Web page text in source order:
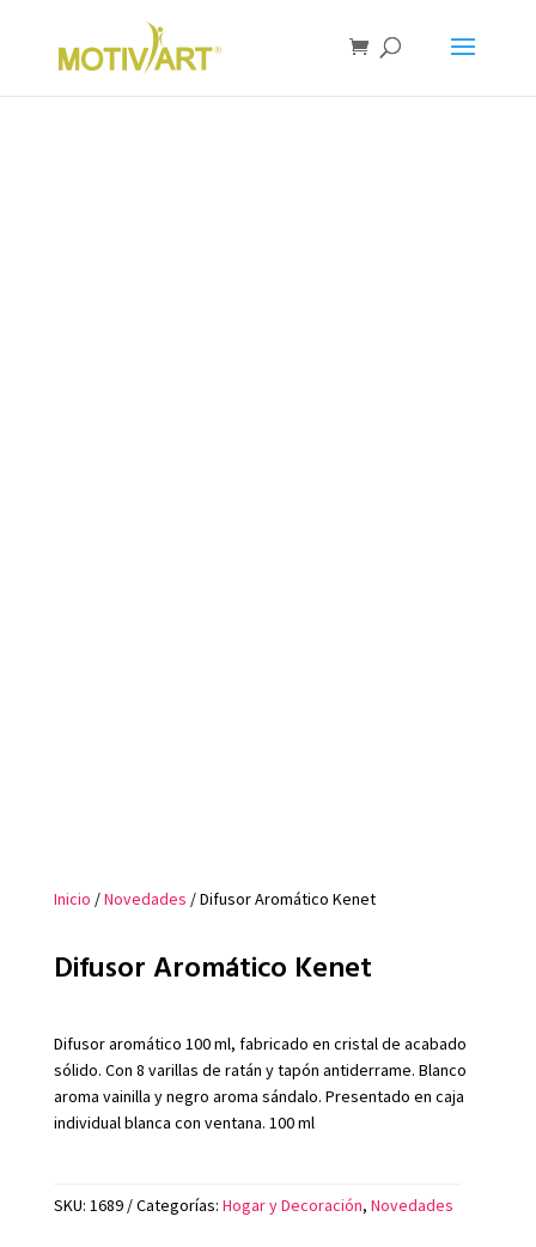
Inicio /Novedades / Difusor Aromático Kenet
Difusor Aromático Kenet
Difusor aromático 100 ml, fabricado en cristal de acabado
sólido. Con 8 varillas de ratán y tapón antiderrame. Blanco
aroma vainilla y negro aroma sándalo. Presentado en caja
individual blanca con ventana. 100 ml
SKU: 1689 Categorías: Hogar y Decoración, Novedades